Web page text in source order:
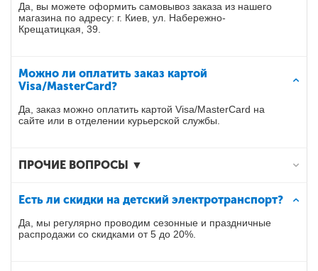
Да, вы можете оформить самовывоз заказа из нашего
магазина по адресу: г. Киев, ул. Набережно-
Крещатицкая, 39.
Можно ли оплатить заказ картой
Visa/MasterCard?
Да, заказ можно оплатить картой Visa/MasterCard на
сайте или в отделении курьерской службы.
ПРОЧИЕ ВОПРОСЫ ▼
Есть ли скидки на детский электротранспорт?
Да, мы регулярно проводим сезонные и праздничные
распродажи со скидками от 5 до 20%.